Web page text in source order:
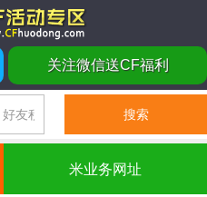
关注微信送CF福利
米业务网址